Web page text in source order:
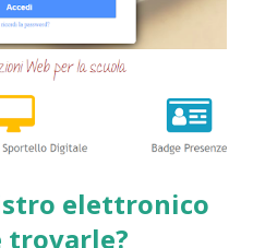
guida dettagliata. Nel
consultare le seguenti
dopo essere stati
elettronico
trovarle?